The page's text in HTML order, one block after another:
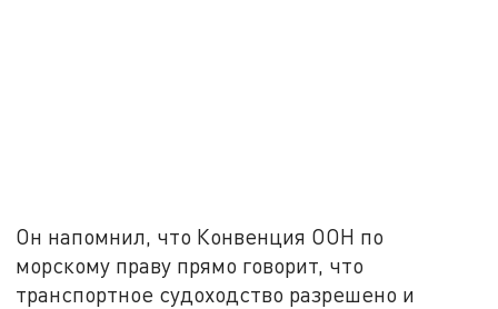
Он напомнил, что Конвенция ООН по
морскому праву прямо говорит, что
транспортное судоходство разрешено и